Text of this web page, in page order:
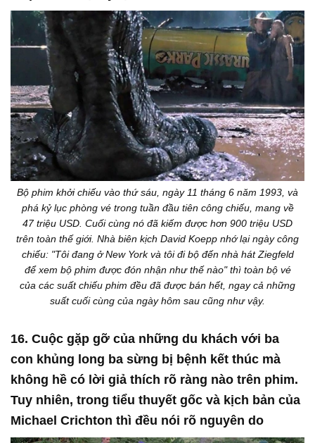
Bộ phim khởi chiếu vào thứ sáu, ngày 11 tháng 6 năm 1993, và
phá kỷ lục phòng vé trong tuần đầu tiên công chiếu, mang về
47 triệu USD. Cuối cùng nó đã kiếm được hơn 900 triệu USD
trên toàn thế giới. Nhà biên kịch David Koepp nhớ lại ngày công
chiếu: "Tôi đang ở New York và tôi đi bộ đến nhà hát Ziegfeld
để xem bộ phim được đón nhận như thế nào" thì toàn bộ vé
của các suất chiếu phim đều đã được bán hết, ngay cả những
suất cuối cùng của ngày hôm sau cũng như vậy.
16. Cuộc gặp gỡ của những du khách với ba
con khủng long ba sừng bị bệnh kết thúc mà
không hề có lời giả thích rõ ràng nào trên phim.
Tuy nhiên, trong tiểu thuyết gốc và kịch bản của
Michael Crichton thì đều nói rõ nguyên do